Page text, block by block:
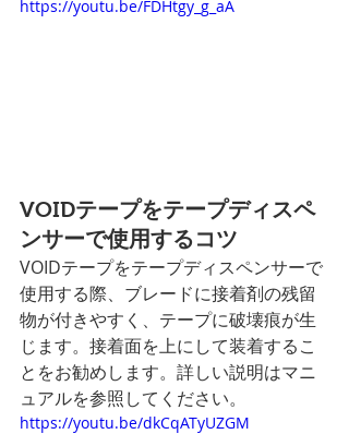
https://youtu.be/FDHtgy_g_aA
VOIDテープをテープディスペ
ンサーで使用するコツ
VOIDテープをテープディスペンサーで
使用する際、ブレードに接着剤の残留
物が付きやすく、テープに破壊痕が生
じます。接着面を上にして装着するこ
とをお勧めします。詳しい説明はマニ
ュアルを参照してください。
https://youtu.be/dkCqATyUZGM